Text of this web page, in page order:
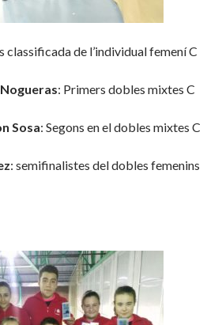
classificada de l’individual femení C
: Primers dobles mixtes C
Sosa: Segons en el dobles mixtes C
: semifinalistes del dobles femenins